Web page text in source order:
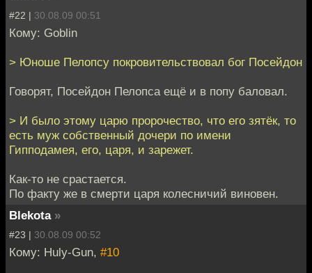
#22 | 30.08.09 00:51
Кому: Goblin
> Юноше Пелопсу покровительствовал бог Посейдон
Говорят, Посейдон Пелопса ещё и в попу баловал.
> И было этому царю пророчество, что его зятёк, то
есть муж собственный дочери по имени
Гипподамея, его, царя, и зарежет.
Как-то не срастается.
По факту же в смерти царя колесничий виновен.
Blekota »
#23 | 30.08.09 00:52
Кому: Huly-Gun, #10